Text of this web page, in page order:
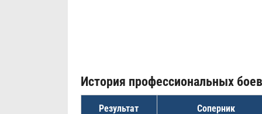
История профессиональных боев
Результат Соперник